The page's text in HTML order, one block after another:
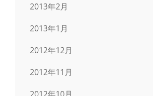
2013年2月
2013年1月
2012年12月
2012年11月
2012年10月